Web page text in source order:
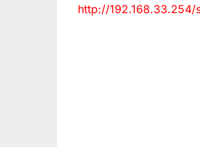
http://192.168.33.254/